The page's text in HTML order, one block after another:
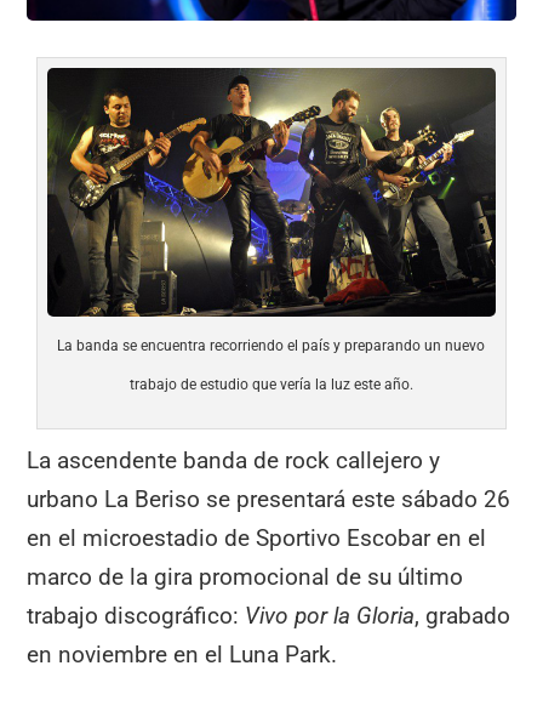
La banda se encuentra recorriendo el país y preparando un nuevo
trabajo de estudio que vería la luz este año.
La ascendente banda de rock callejero y
urbano La Beriso se presentará este sábado 26
en el microestadio de Sportivo Escobar en el
marco de la gira promocional de su último
trabajo discográfico: Vivo por la Gloria, grabado
en noviembre en el Luna Park.